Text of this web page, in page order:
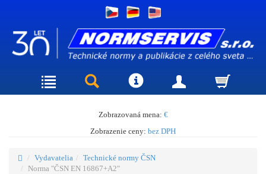
Zobrazovaná mena: €
Zobrazenie ceny: bez DPH
Vydavatelia
Technické normy ČSN
Norma "ČSN EN 16867+A2"